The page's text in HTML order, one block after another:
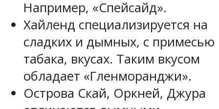
Например, «Спейсайд».
Хайленд специализируется на
сладких и дымных, с примесью
табака, вкусах. Таким вкусом
обладает «Гленморанджи».
Острова Скай, Оркней, Джура